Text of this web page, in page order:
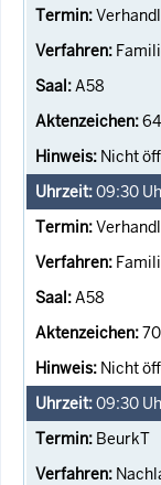
A58
Nicht
09:30
A58
Nicht
09:30
BeurkT